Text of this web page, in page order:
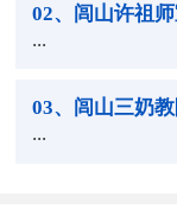
02、闾山许祖
...
03、闾山三奶
...